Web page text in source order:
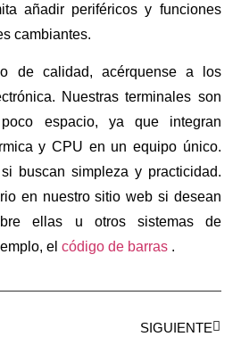
añadir periféricos y funciones
cambiantes.
de calidad, acérquense a los
Nuestras terminales son
espacio, ya que integran
y CPU en un equipo único.
buscan simpleza y practicidad.
en nuestro sitio web si desean
ellas u otros sistemas de
elcódigo de barras .
SIGUIENTE